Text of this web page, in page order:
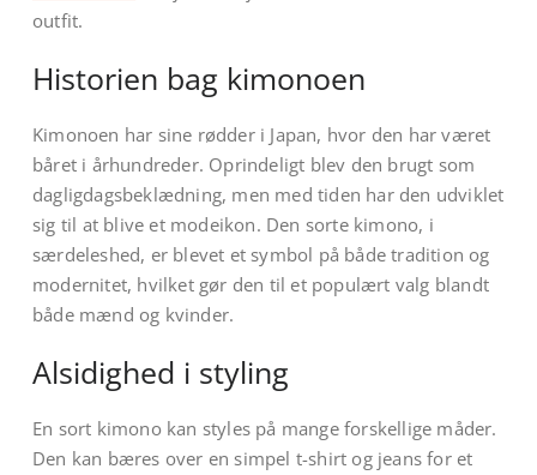
outfit.
Historien bag kimonoen
Kimonoen har sine rødder i Japan, hvor den har været
båret i århundreder. Oprindeligt blev den brugt som
dagligdagsbeklædning, men med tiden har den udviklet
sig til at blive et modeikon. Den sorte kimono, i
særdeleshed, er blevet et symbol på både tradition og
modernitet, hvilket gør den til et populært valg blandt
både mænd og kvinder.
Alsidighed i styling
En sort kimono kan styles på mange forskellige måder.
Den kan bæres over en simpel t-shirt og jeans for et